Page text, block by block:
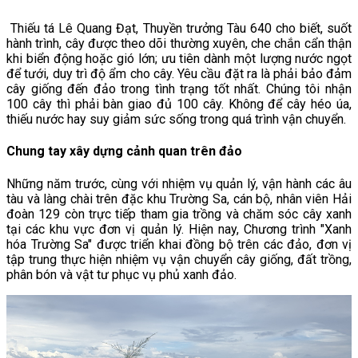
Thiếu tá Lê Quang Đạt, Thuyền trưởng Tàu 640 cho biết, suốt
hành trình, cây được theo dõi thường xuyên, che chắn cẩn thận
khi biển động hoặc gió lớn; ưu tiên dành một lượng nước ngọt
để tưới, duy trì độ ẩm cho cây. Yêu cầu đặt ra là phải bảo đảm
cây giống đến đảo trong tình trạng tốt nhất. Chúng tôi nhận
100 cây thì phải bàn giao đủ 100 cây. Không để cây héo úa,
thiếu nước hay suy giảm sức sống trong quá trình vận chuyển.
Chung tay xây dựng cảnh quan trên đảo
Những năm trước, cùng với nhiệm vụ quản lý, vận hành các âu
tàu và làng chài trên đặc khu Trường Sa, cán bộ, nhân viên Hải
đoàn 129 còn trực tiếp tham gia trồng và chăm sóc cây xanh
tại các khu vực đơn vị quản lý. Hiện nay, Chương trình "Xanh
hóa Trường Sa" được triển khai đồng bộ trên các đảo, đơn vị
tập trung thực hiện nhiệm vụ vận chuyển cây giống, đất trồng,
phân bón và vật tư phục vụ phủ xanh đảo.